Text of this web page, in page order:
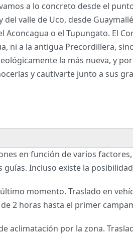
a lo concreto desde el
valle de Uco, desde
Aconcagua o el Tupungato. El
ni a la antigua Precordillera,
la más nueva, y
y cautivarte junto a sus
en función de varios
Incluso existe la
momento. Traslado en
2 horas hasta el primer
aclimatación por la zona.